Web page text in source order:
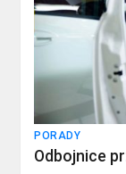
PORADY
Odbojnice